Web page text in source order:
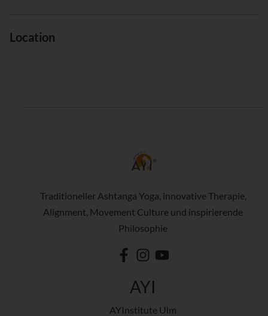
Location
Traditioneller Ashtanga Yoga, innovative Therapie,
Alignment, Movement Culture und inspirierende
Philosophie
AYI
AYInstitute Ulm